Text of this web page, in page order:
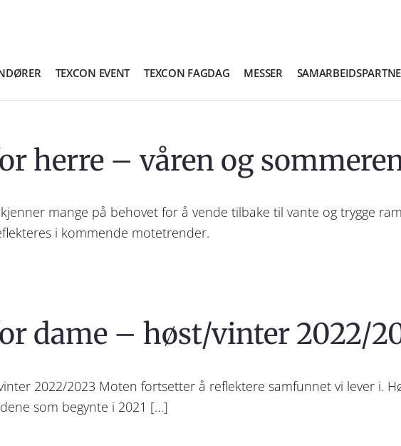
TEXCON EVENT TEXCON FAGDAG MESSER
herre – våren og
mange på behovet for å vende tilbake til vante og trygge
i kommende motetrender.
dame – høst/vinter 2022/
2022/2023 Moten fortsetter å reflektere samfunnet vi lever i.
som begynte i 2021 […]